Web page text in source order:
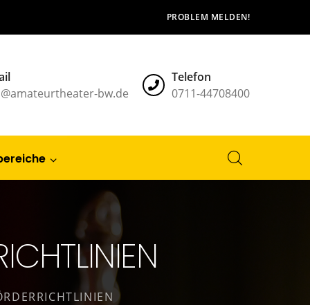
PROBLEM MELDEN!
bw.de
Telefon
0711-44708400